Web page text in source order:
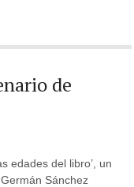
de
edades del libro’, un
Sánchez